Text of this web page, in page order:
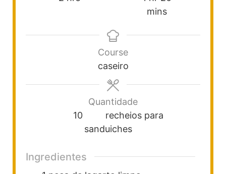
mins
Course
caseiro
Quantidade
10
recheios para
sanduiches
Ingredientes